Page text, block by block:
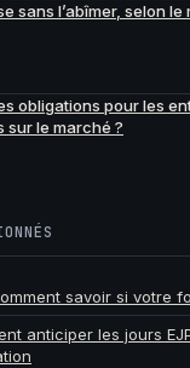
sans l’abîmer, selon le
obligations pour les
sur le marché ?
savoir si votre
anticiper les jours